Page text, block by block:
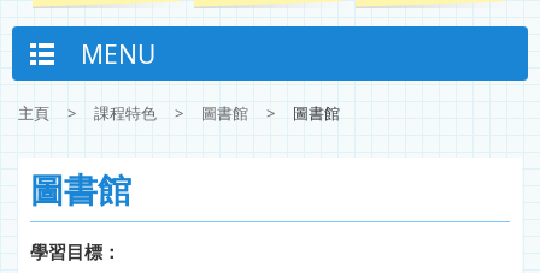
MENU
主頁 > 課程特色 > 圖書館 > 圖書館
圖書館
學習目標：